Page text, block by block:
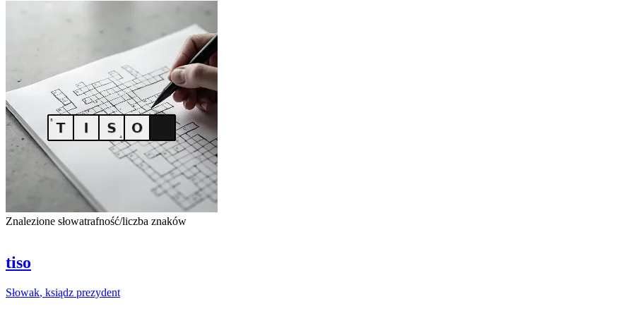
Znalezione słowatrafność/liczba znaków
tiso
Słowak, ksiądz prezydent